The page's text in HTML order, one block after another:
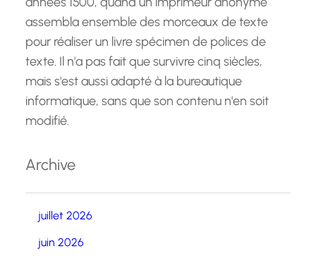
assembla ensemble des morceaux de texte
pour réaliser un livre spécimen de polices de
texte. Il n'a pas fait que survivre cinq siècles,
mais s'est aussi adapté à la bureautique
informatique, sans que son contenu n'en soit
modifié.
Archive
juillet 2026
juin 2026